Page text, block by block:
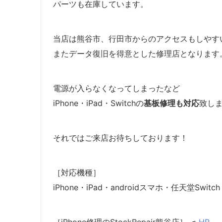
パーツも在庫しています。
当店は熊谷市、行田市からのアクセスもしやす
またデータ復旧を得意とした修理店となります。
電源が入らなくなってしまったなど
iPhone・iPad・Switchの基板修理も対応致しま
それではご来店お待ちしております！
［対応機種］
iPhone・iPad・androidスマホ・任天堂Switch